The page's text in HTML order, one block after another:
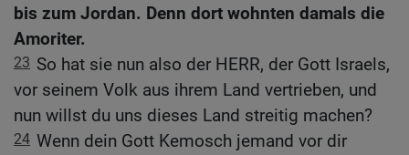
bis zum Jordan. Denn dort wohnten damals die
Amoriter.
23 So hat sie nun also der HERR, der Gott Israels,
vor seinem Volk aus ihrem Land vertrieben, und
nun willst du uns dieses Land streitig machen?
24 Wenn dein Gott Kemosch jemand vor dir